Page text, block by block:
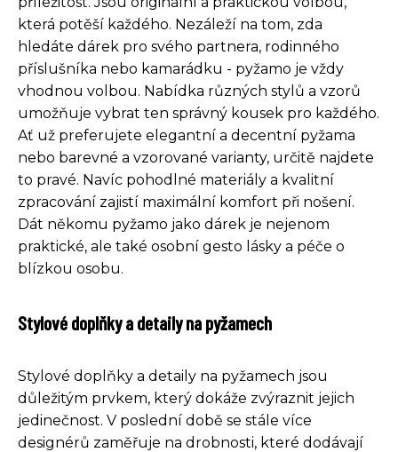
která potěší každého. Nezáleží na tom, zda
hledáte dárek pro svého partnera, rodinného
příslušníka nebo kamarádku - pyžamo je vždy
vhodnou volbou. Nabídka různých stylů a vzorů
umožňuje vybrat ten správný kousek pro každého.
Ať už preferujete elegantní a decentní pyžama
nebo barevné a vzorované varianty, určitě najdete
to pravé. Navíc pohodlné materiály a kvalitní
zpracování zajistí maximální komfort při nošení.
Dát někomu pyžamo jako dárek je nejenom
praktické, ale také osobní gesto lásky a péče o
blízkou osobu.
Stylové doplňky a detaily na pyžamech
Stylové doplňky a detaily na pyžamech jsou
důležitým prvkem, který dokáže zvýraznit jejich
jedinečnost. V poslední době se stále více
designérů zaměřuje na drobnosti, které dodávají